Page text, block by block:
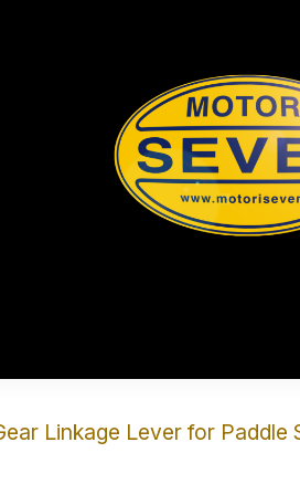
Linkage Lever for Paddle